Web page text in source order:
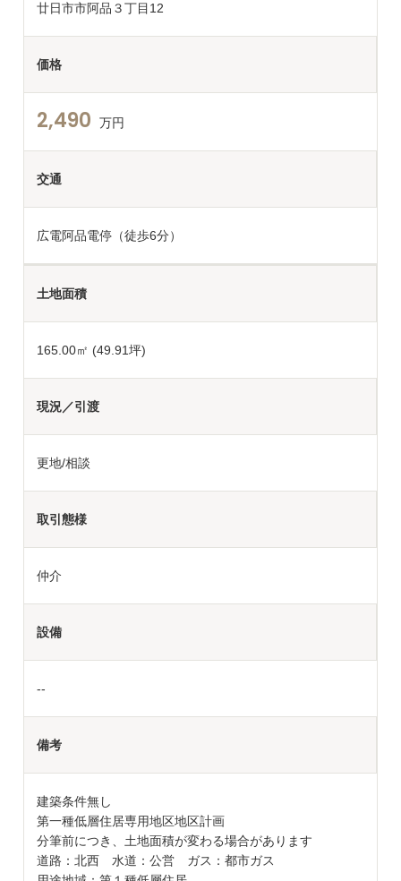
廿日市市阿品３丁目12
価格
2,490 万円
交通
広電阿品電停（徒歩6分）
土地面積
165.00㎡ (49.91坪)
現況／引渡
更地/相談
取引態様
仲介
設備
--
備考
建築条件無し
第一種低層住居専用地区地区計画
分筆前につき、土地面積が変わる場合があります
道路：北西 水道：公営 ガス：都市ガス